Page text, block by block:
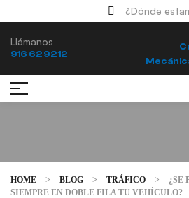
¿Dónde
Llámanos
916 62 92 12
HOME > BLOG > TRÁFICO >
¿SE
SIEMPRE EN DOBLE FILA TU VEHÍCULO?